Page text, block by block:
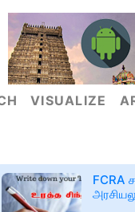
VISUALIZE
FCRA